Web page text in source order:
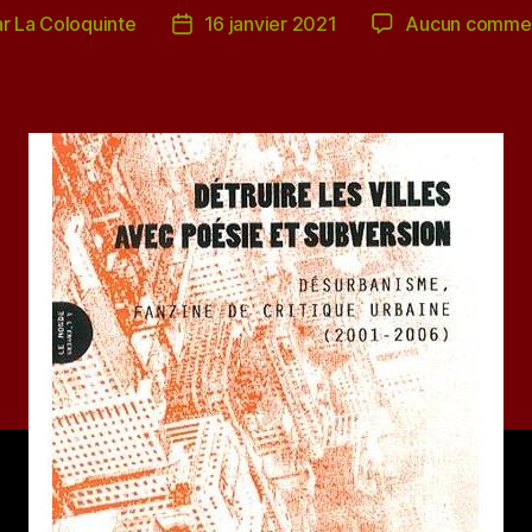
La Coloquinte
Date16 janvier 2021 Aucun